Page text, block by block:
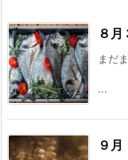
８
まだ
...
９